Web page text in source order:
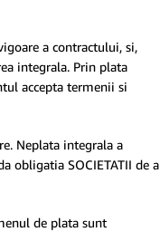
a contractului, si,
integrala. Prin plata
accepta termenii si
Neplata integrala a
obligatia SOCIETATII de a
de plata sunt